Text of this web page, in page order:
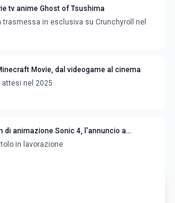
tv anime Ghost of Tsushima
trasmessa in esclusiva su Crunchyroll nel
Movie, dal videogame al cinema
attesi nel 2025
di animazione Sonic 4, l'annuncio a
in lavorazione